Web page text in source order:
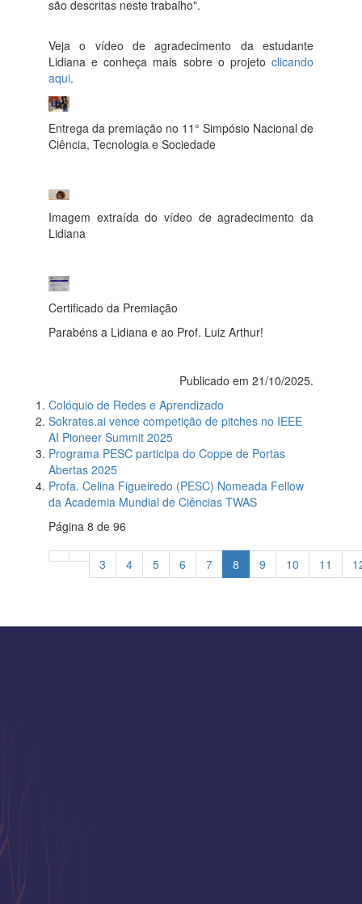
são descritas neste trabalho".
Veja o vídeo de agradecimento da estudante
Lidiana e conheça mais sobre o projeto clicando
aqui.
Entrega da premiação no 11° Simpósio Nacional de
Ciência, Tecnologia e Sociedade
Imagem extraída do vídeo de agradecimento da
Lidiana
Certificado da Premiação
Parabéns a Lidiana e ao Prof. Luiz Arthur!
Publicado em 21/10/2025.
Colóquio de Redes e Aprendizado
Sokrates.ai vence competição de pitches no IEEE
AI Pioneer Summit 2025
Programa PESC participa do Coppe de Portas
Abertas 2025
Profa. Celina Figueiredo (PESC) Nomeada Fellow
da Academia Mundial de Ciências TWAS
Página 8 de 96
3 4 5 6 7 8 9 10 11